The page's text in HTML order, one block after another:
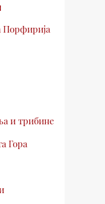
Порфирија
и трибине
Гора